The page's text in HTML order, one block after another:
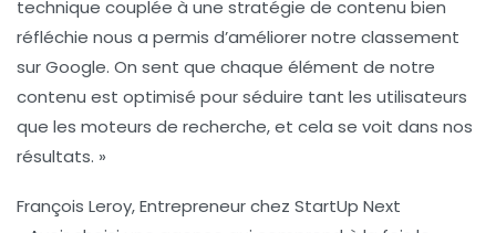
technique couplée à une stratégie de contenu bien
réfléchie nous a permis d’améliorer notre classement
sur Google. On sent que chaque élément de notre
contenu est optimisé pour séduire tant les utilisateurs
que les moteurs de recherche, et cela se voit dans nos
résultats. »
François Leroy, Entrepreneur chez StartUp Next